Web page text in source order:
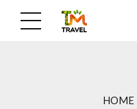
HOME